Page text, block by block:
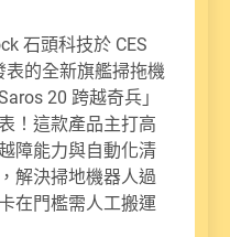
石頭科技於 CES
表的全新旗艦掃拖機
20 跨越奇兵」
！這款產品主打高
障能力與自動化清
解決掃地機器人過
在門檻需人工搬運